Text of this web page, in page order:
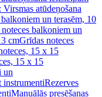
Virsmas atūdeņošana
un terasēm, 10
balkoniem un
cmGrīdas noteces
15 x 15
15 x 15
un
Rezerves
Manuālās presēšanas